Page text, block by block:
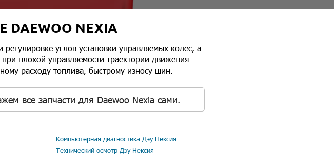
NEXIA
углов установки управляемых колес, а
плохой управляемости траектории движения
расходу топлива, быстрому износу шин.
все запчасти для Daewoo Nexia сами.
Компьютерная диагностика Дэу Нексия
Технический осмотр Дэу Нексия